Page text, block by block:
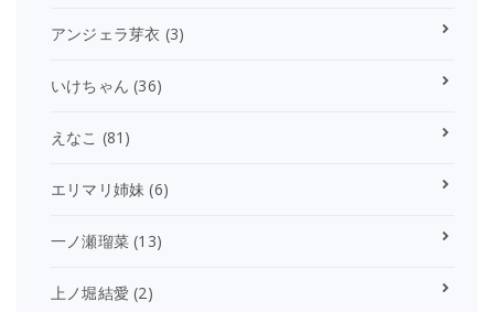
アンジェラ芽衣 (3)
いけちゃん (36)
えなこ (81)
エリマリ姉妹 (6)
一ノ瀬瑠菜 (13)
上ノ堀結愛 (2)